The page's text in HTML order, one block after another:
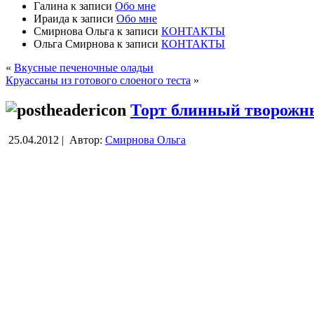
Галина к записи Обо мне
Ираида к записи Обо мне
Смирнова Ольга к записи КОНТАКТЫ
Ольга Смирнова к записи КОНТАКТЫ
« Вкусные печеночные оладьи
Круассаны из готового слоеного теста »
Торт блинный
25.04.2012 | Автор: Смирнова Ольга